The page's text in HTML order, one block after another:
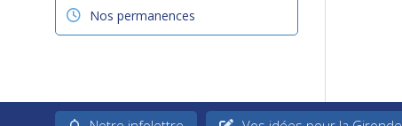
Nos permanences